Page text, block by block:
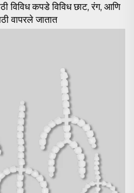
विविध कपडे विविध छाट, रंग, आणि
वापरले जातात